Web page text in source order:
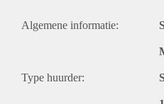
Algemene informatie:
Type huurder: